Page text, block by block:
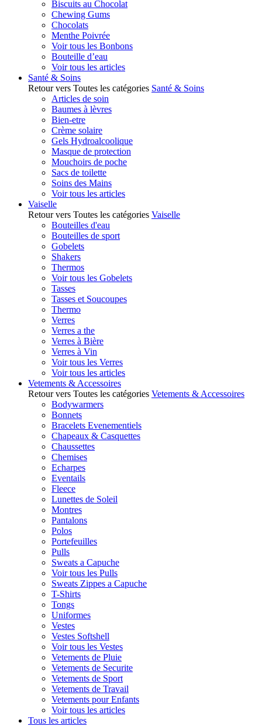
Biscuits au Chocolat
Chewing Gums
Chocolats
Menthe Poivrée
Voir tous les Bonbons
Bouteille d’eau
Voir tous les articles
Santé & Soins
Retour vers Toutes les catégories Santé & Soins
Articles de soin
Baumes à lèvres
Bien-etre
Crème solaire
Gels Hydroalcoolique
Masque de protection
Mouchoirs de poche
Sacs de toilette
Soins des Mains
Voir tous les articles
Vaiselle
Retour vers Toutes les catégories Vaiselle
Bouteilles d'eau
Bouteilles de sport
Gobelets
Shakers
Thermos
Voir tous les Gobelets
Tasses
Tasses et Soucoupes
Thermo
Verres
Verres a the
Verres à Bière
Verres à Vin
Voir tous les Verres
Voir tous les articles
Vetements & Accessoires
Retour vers Toutes les catégories Vetements & Accessoires
Bodywarmers
Bonnets
Bracelets Evenementiels
Chapeaux & Casquettes
Chaussettes
Chemises
Echarpes
Eventails
Fleece
Lunettes de Soleil
Montres
Pantalons
Polos
Portefeuilles
Pulls
Sweats a Capuche
Voir tous les Pulls
Sweats Zippes a Capuche
T-Shirts
Tongs
Uniformes
Vestes
Vestes Softshell
Voir tous les Vestes
Vetements de Pluie
Vetements de Securite
Vetements de Sport
Vetements de Travail
Vetements pour Enfants
Voir tous les articles
Tous les articles